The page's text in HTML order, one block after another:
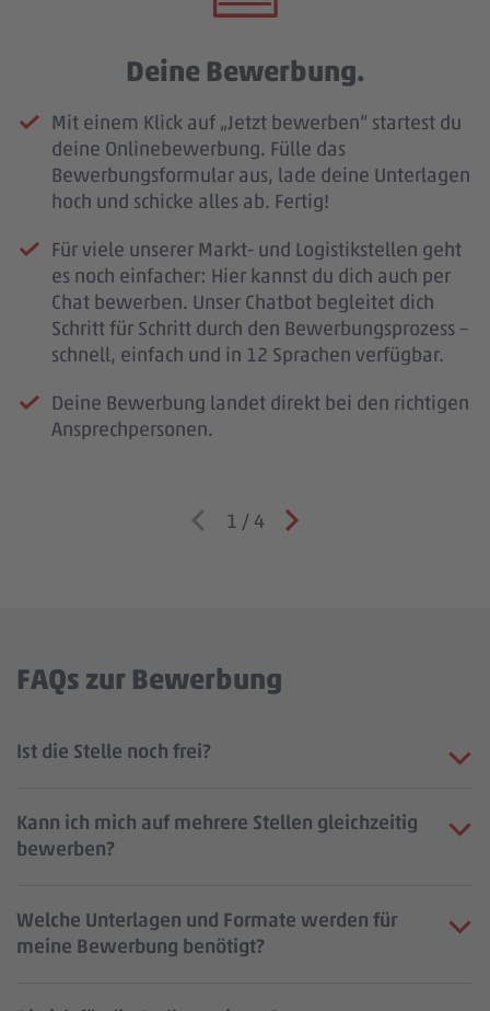
Deine Bewerbung.
Mit einem Klick auf „Jetzt bewerben“ startest du
deine Onlinebewerbung. Fülle das
Bewerbungsformular aus, lade deine Unterlagen
hoch und schicke alles ab. Fertig!
Für viele unserer Markt- und Logistikstellen geht
es noch einfacher: Hier kannst du dich auch per
Chat bewerben. Unser Chatbot begleitet dich
Schritt für Schritt durch den Bewerbungsprozess –
schnell, einfach und in 12 Sprachen verfügbar.
Deine Bewerbung landet direkt bei den richtigen
Ansprechpersonen.
1 / 4
FAQs zur Bewerbung
Ist die Stelle noch frei?
Kann ich mich auf mehrere Stellen gleichzeitig
bewerben?
Welche Unterlagen und Formate werden für
meine Bewerbung benötigt?